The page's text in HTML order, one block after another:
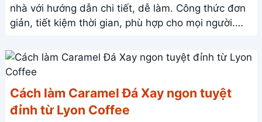
nhà với hướng dẫn chi tiết, dễ làm. Công thức đơn
giản, tiết kiệm thời gian, phù hợp cho mọi người.
Cách làm Caramel Đá Xay ngon tuyệt
đỉnh từ Lyon Coffee